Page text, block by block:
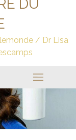
DU
/ Dr Lisa